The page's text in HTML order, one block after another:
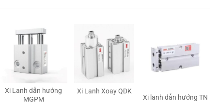
Xi Lanh dẫn hướng
MGPM
Xi Lanh Xoay QDK
Xi lanh dẫn hướng TN